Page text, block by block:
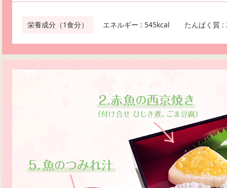
栄養成分（1食分） エネルギー : 545kcal たんぱく質 :